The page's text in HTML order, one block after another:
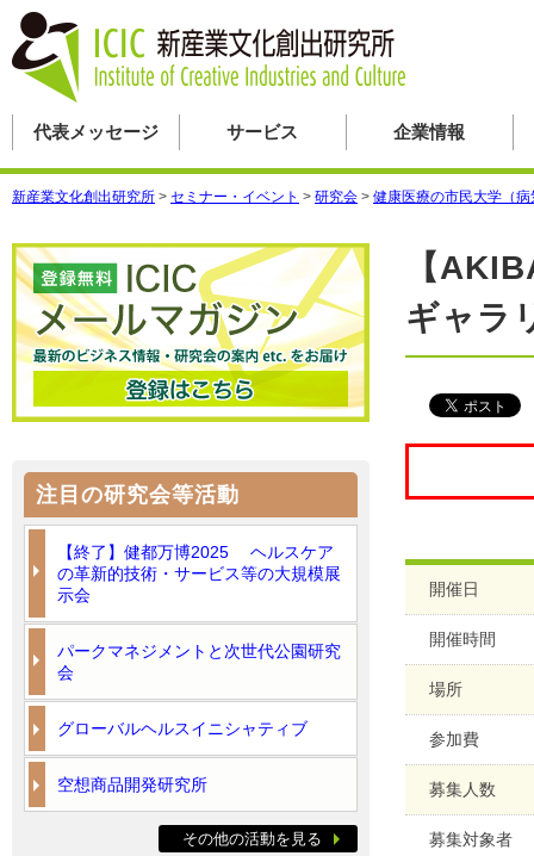
代表メッセージ サービス 企業情報
新産業文化創出研究所 > セミナー・イベント > 研究会 > 健康医療の市民大学（
【
ギャラ
開催日
開催時間
場所
参加費
募集人数
募集対象者
注目の研究会等活動
【終了】健都万博2025 ヘルスケア
の革新的技術・サービス等の大規模展
示会
パークマネジメントと次世代公園研究
会
グローバルヘルスイニシャティブ
空想商品開発研究所
その他の活動を見る